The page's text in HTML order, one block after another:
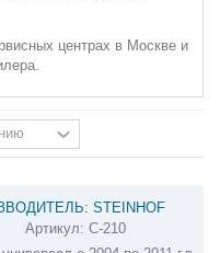
центрах в Москве и
STEINHOF
НА CHRYSLER 300C C-210
Артикул: C-210